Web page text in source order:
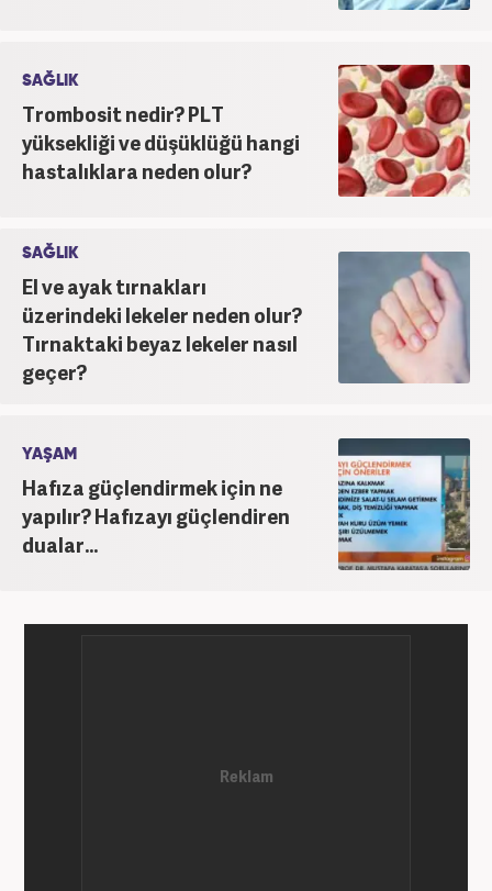
SAĞLIK
Trombosit nedir? PLT
yüksekliği ve düşüklüğü hangi
hastalıklara neden olur?
SAĞLIK
El ve ayak tırnakları
üzerindeki lekeler neden olur?
Tırnaktaki beyaz lekeler nasıl
geçer?
YAŞAM
Hafıza güçlendirmek için ne
yapılır? Hafızayı güçlendiren
dualar...